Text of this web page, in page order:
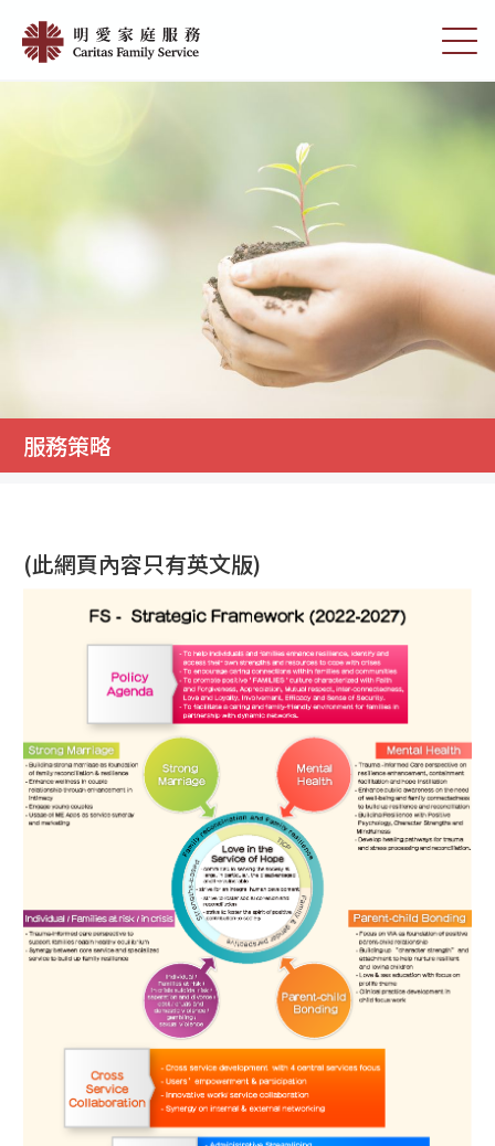
main
切
換
選
單
服
家
庭
服
務
服務策略
(此網頁內容只有英文版)